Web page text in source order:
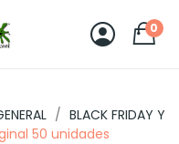
0
BLACK FRIDAY Y
50 unidades